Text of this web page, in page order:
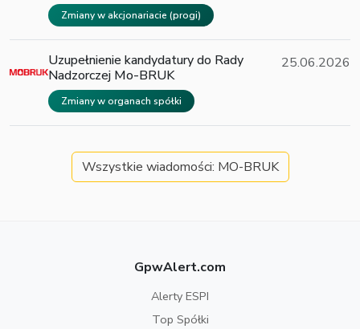
Zmiany w akcjonariacie (progi)
Uzupełnienie kandydatury do Rady
Nadzorczej Mo-BRUK
Zmiany w organach spółki
25.06.2026
Wszystkie wiadomości: MO-BRUK
GpwAlert.com
Alerty ESPI
Top Spółki